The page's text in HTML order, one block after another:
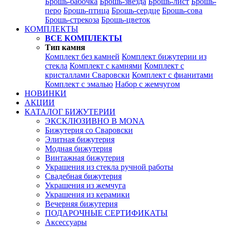
перо Брошь-птица Брошь-сердце Брошь-сова
Брошь-стрекоза Брошь-цветок
КОМПЛЕКТЫ
ВСЕ КОМПЛЕКТЫ
Тип камня
Комплект без камней Комплект бижутерии из
стекла Комплект с камнями Комплект с
кристаллами Сваровски Комплект с фианитами
Комплект с эмалью Набор с жемчугом
НОВИНКИ
АКЦИИ
КАТАЛОГ БИЖУТЕРИИ
ЭКСКЛЮЗИВНО В MONA
Бижутерия со Сваровски
Элитная бижутерия
Модная бижутерия
Винтажная бижутерия
Украшения из стекла ручной работы
Свадебная бижутерия
Украшения из жемчуга
Украшения из керамики
Вечерняя бижутерия
ПОДАРОЧНЫЕ СЕРТИФИКАТЫ
Аксессуары